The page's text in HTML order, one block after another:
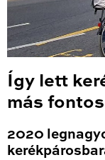
Így lett
más
2020